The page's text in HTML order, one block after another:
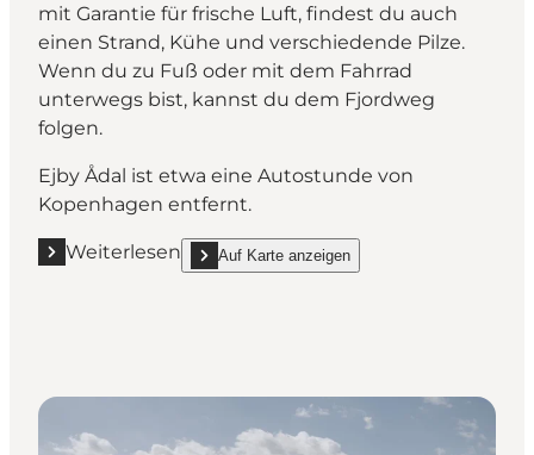
mit Garantie für frische Luft, findest du auch
einen Strand, Kühe und verschiedende Pilze.
Wenn du zu Fuß oder mit dem Fahrrad
unterwegs bist, kannst du dem Fjordweg
folgen.
Ejby Ådal ist etwa eine Autostunde von
Kopenhagen entfernt.
Weiterlesen
Mehr erfahren "Ejby Ådal"Auf Karte anzeigen
show Ejby Ådal on_map